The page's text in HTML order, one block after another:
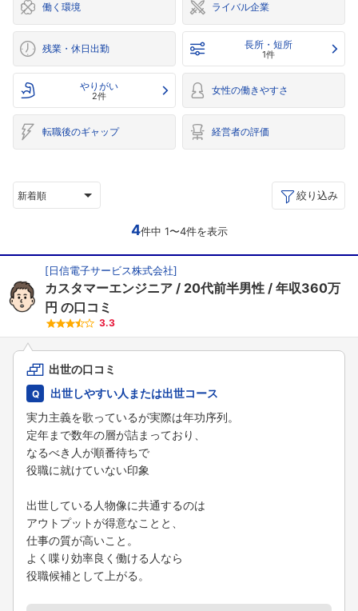
働く環境 ライバル企業
残業・休日出勤 長所・短所
1件
やりがい
2件 女性の働きやすさ
転職後のギャップ 経営者の評価
新着順 絞り込み
4件中 1〜4件を表示
[日信電子サービス株式会社]
カスタマーエンジニア 20代前半男性
年収360万
円 の口コミ
3.3
出世の口コミ
出世しやすい人または出世コース
実力主義を歌っているが実際は年功序列。
定年まで数年の層が詰まっており、
なるべき人が順番待ちで
役職に就けていない印象
出世している人物像に共通するのは
アウトプットが得意なことと、
仕事の質が高いこと。
よく喋り効率良く働ける人なら
役職候補として上がる。